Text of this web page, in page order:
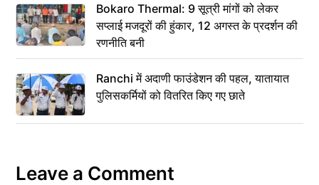
Bokaro Thermal: 9 सूत्री मांगों को लेकर
सप्लाई मजदूरों की हुंकार, 12 अगस्त के प्रदर्शन की
रणनीति बनी
Ranchi में अदाणी फाउंडेशन की पहल, यातायात
पुलिसकर्मियों को वितरित किए गए छाते
Leave a Comment